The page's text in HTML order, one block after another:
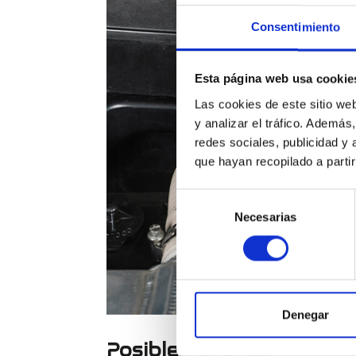
Consentimiento
Esta página web usa
Las cookies de este sitio
y analizar el tráfico.
redes sociales, publicidad y
que hayan recopilado a
consentimiento
Necesarias
Denegar
Posibles averías